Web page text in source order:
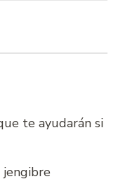
te ayudarán si
jengibre